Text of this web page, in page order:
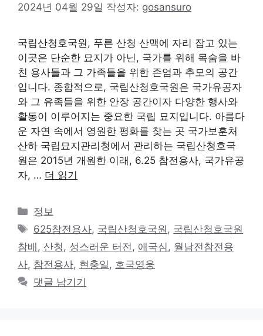
2024년 04월 29일 작성자: gosansuro
국립산청호국원, 푸른 산청 산맥에 자리 잡고 있는
이곳은 단순한 묘지가 아닌, 국가를 위해 목숨을 바
친 용사들과 그 가족들을 위한 존엄과 추모의 공간
입니다. 종합적으로, 국립산청호국원은 국가유공자
와 그 유족들을 위한 안장 공간이자 다양한 행사와
활동이 이루어지는 중요한 국립 묘지입니다. 아름다
운 자연 속에서 영원한 평화를 찾는 곳 국가보훈처
산하 국립묘지관리청에서 관리하는 국립산청호국
원은 2015년 개원한 이래, 6.25 참전용사, 국가유공
자, … 더 읽기
카
테
리
정보
태
그
625참전용사, 국립산청호국원 , 국립산청호국원
참배 , 산청 , 성스러운 터전 , 애국심 , 월남전참전용
사, 참전용사, 현충일 , 호국영웅
댓글 남기기